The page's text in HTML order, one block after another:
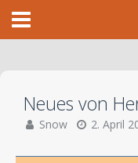
Neues von
Snow 2. April